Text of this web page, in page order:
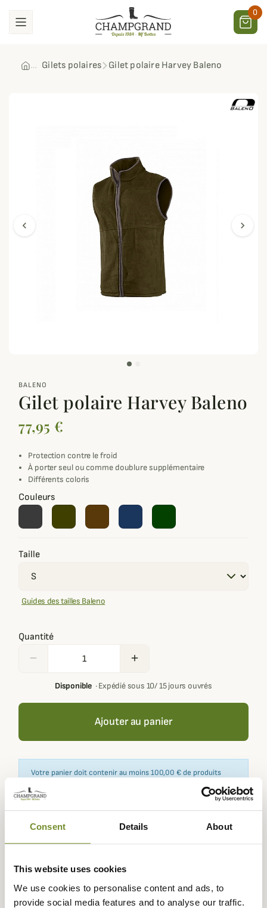
Consent Details About
This website uses cookies
We use cookies to personalise content and ads, to
provide social media features and to analyse our traffic.
0
Gilets polaires Gilet polaire Harvey Baleno
chevron_left
zoom_out_map
chevron_right
BALENO
Gilet polaire Harvey Baleno
77,95 €
Protection contre le froid
À porter seul ou comme doublure supplémentaire
Différents coloris
Couleurs
Taille
Guides des tailles Baleno
Quantité
remove add
Disponible ·Expédié sous 10/ 15 jours ouvrés
Ajouter au panier
Votre panier doit contenir au moins 100,00 € de produits
Expédié dans Échange ou
90 jours